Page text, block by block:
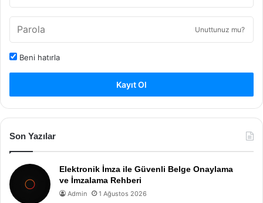
Unuttunuz mu?
Beni hatırla
Kayıt Ol
Son Yazılar
Elektronik İmza ile Güvenli Belge Onaylama
ve İmzalama Rehberi
Admin 1 Ağustos 2026